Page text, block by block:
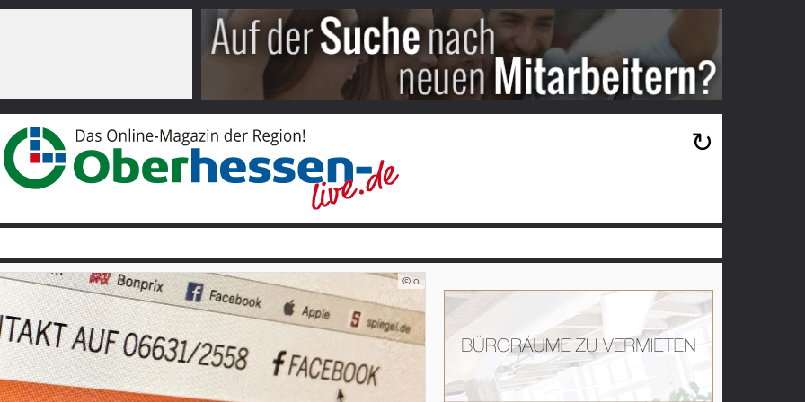
↻
© ol